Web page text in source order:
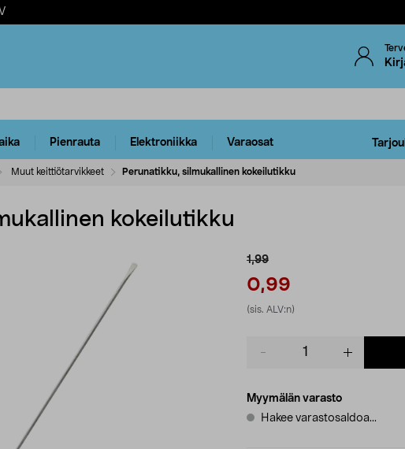
Pienrauta Elektroniikka Varaosat
Muut keittiötarvikkeet Perunatikku, silmukallinen kokeilutikku
kokeilutikku
1,99
0,99
(sis. ALV:n)
Myymälän varasto
Hakee varastosaldoa...